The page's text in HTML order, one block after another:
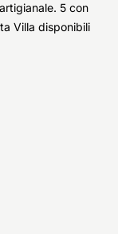
5 con
Villa disponibili